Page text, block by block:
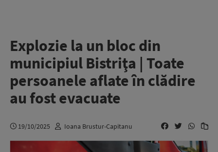
Explozie la un bloc din
municipiul Bistriţa | Toate
persoanele aflate în clădire
au fost evacuate
19/10/2025 Ioana Brustur-Capitanu